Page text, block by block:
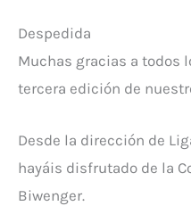
Despedida
Muchas gracias a todos
tercera edición de
Desde la dirección de
hayáis disfrutado de la
Biwenger.